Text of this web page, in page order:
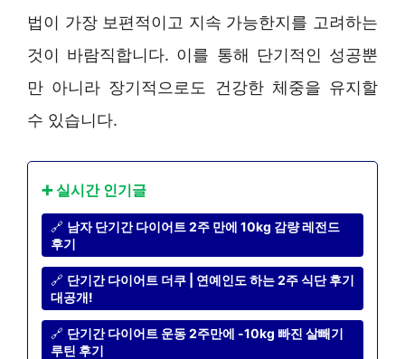
법이 가장 보편적이고 지속 가능한지를 고려하는
것이 바람직합니다. 이를 통해 단기적인 성공뿐
만 아니라 장기적으로도 건강한 체중을 유지할
수 있습니다.
➕ 실시간 인기글
🔗 남자 단기간 다이어트 2주 만에 10kg 감량 레전드
후기
🔗 단기간 다이어트 더쿠 | 연예인도 하는 2주 식단 후기
대공개!
🔗 단기간 다이어트 운동 2주만에 -10kg 빠진 살빼기
루틴 후기